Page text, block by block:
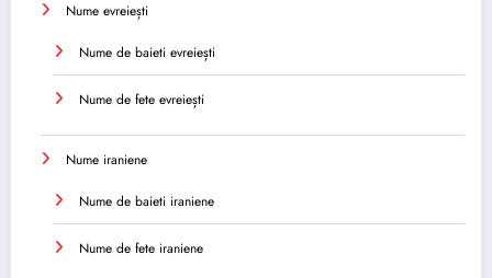
Nume evreiești
Nume de baieti evreiești
Nume de fete evreiești
Nume iraniene
Nume de baieti iraniene
Nume de fete iraniene